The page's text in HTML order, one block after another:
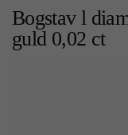
Bogstav l
guld 0,02 ct